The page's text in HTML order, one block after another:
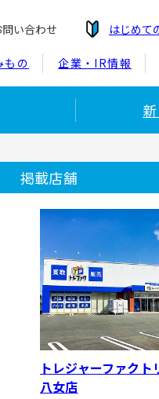
問い合わせ はじめて
もの 企業・IR情報
掲載店舗
トレジャーファクト
八女店